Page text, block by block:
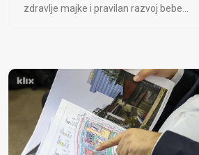
zdravlje majke i pravilan razvoj bebe...